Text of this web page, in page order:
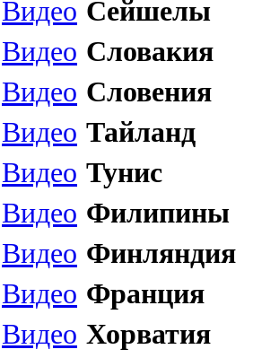
Видео Сейшелы
Видео Словакия
Видео Словения
Видео Тайланд
Видео Тунис
Видео Филипины
Видео Финляндия
Видео Франция
Видео Хорватия